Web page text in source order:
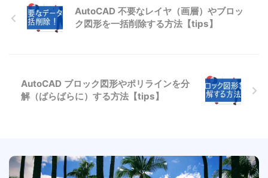
AutoCAD 不要なレイヤ（画層）やブロッ
ク図形を一括削除する方法【tips】
AutoCAD ブロック図形やポリラインを分
解（ばらばらに）する方法【tips】